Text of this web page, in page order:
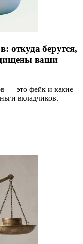
откуда берутся,
ваши
— это фейк и какие
вкладчиков.